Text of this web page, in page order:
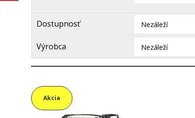
Dostupnosť Nezáleží
Výrobca Nezáleží
Akcia